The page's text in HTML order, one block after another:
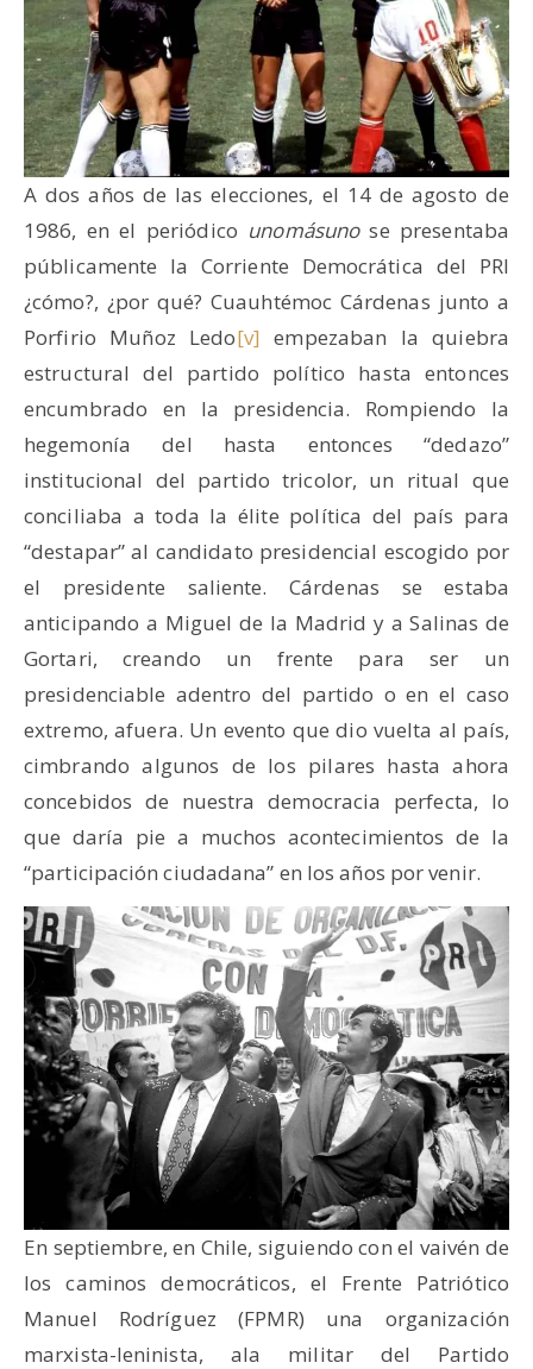
A dos años de las elecciones, el 14 de agosto de
1986, en el periódico unomásunose presentaba
públicamente la Corriente Democrática del PRI
¿cómo?, ¿por qué? Cuauhtémoc Cárdenas junto a
Porfirio Muñoz Ledo[v] empezaban la quiebra
estructural del partido político hasta entonces
encumbrado en la presidencia. Rompiendo la
hegemonía del hasta entonces “dedazo”
institucional del partido tricolor, un ritual que
conciliaba a toda la élite política del país para
“destapar” al candidato presidencial escogido por
el presidente saliente. Cárdenas se estaba
anticipando a Miguel de la Madrid y a Salinas de
Gortari, creando un frente para ser un
presidenciable adentro del partido o en el caso
extremo, afuera. Un evento que dio vuelta al país,
cimbrando algunos de los pilares hasta ahora
concebidos de nuestra democracia perfecta, lo
que daría pie a muchos acontecimientos de la
“participación ciudadana” en los años por venir.
En septiembre, en Chile, siguiendo con el vaivén de
los caminos democráticos, el Frente Patriótico
Manuel Rodríguez (FPMR) una organización
marxista-leninista, ala militar del Partido